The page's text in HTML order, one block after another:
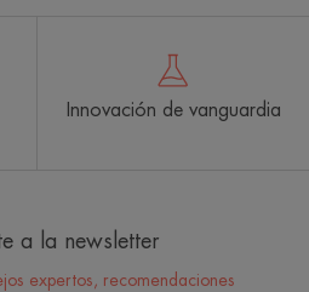
Innovación de vanguardia
a la newsletter
expertos, recomendaciones